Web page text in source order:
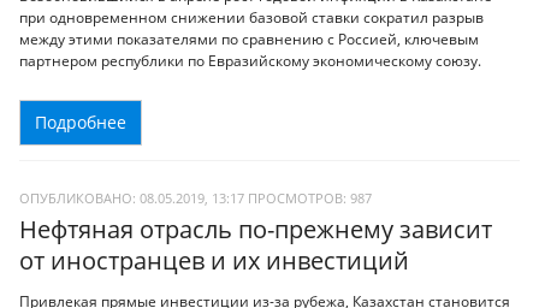
при одновременном снижении базовой ставки сократил разрыв
между этими показателями по сравнению с Россией, ключевым
партнером республики по Евразийскому экономическому союзу.
Подробнее
ОПУБЛИКОВАНО: 08.05.2019, 13:17 ПРОСМОТРОВ: 987
Нефтяная отрасль по-прежнему зависит
от иностранцев и их инвестиций
Привлекая прямые инвестиции из-за рубежа, Казахстан становится